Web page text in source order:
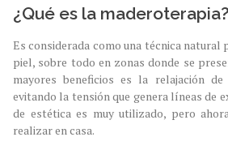
¿Qué es la maderoterapia?
Es considerada como una técnica
piel, sobre todo en zonas donde se
mayores beneficios es la relajación
evitando la tensión que genera líneas de
de estética es muy utilizado, pero
realizar en casa.